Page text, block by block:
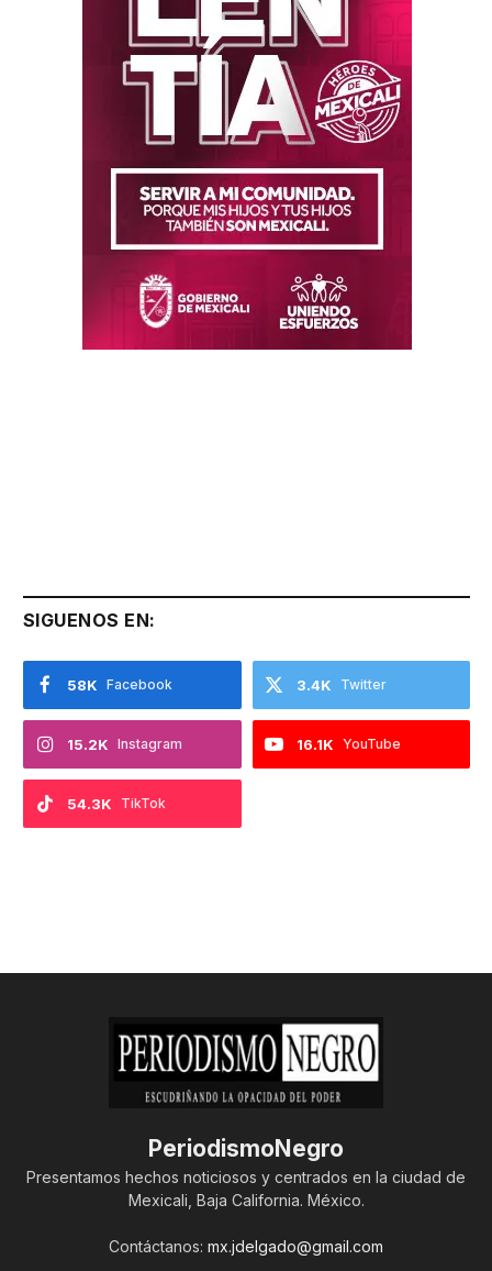
SIGUENOS EN:
Facebook
58K Twitter
3.4K
Instagram
15.2K YouTube
16.1K
TikTok
54.3K
PeriodismoNegro
Presentamos hechos noticiosos y centrados en la ciudad de
Mexicali, Baja California. México.
Contáctanos: mx.jdelgado@gmail.com